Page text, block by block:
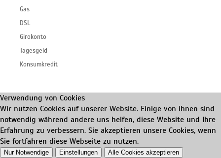
Gas
DSL
Girokonto
Tagesgeld
Konsumkredit
Verwendung von Cookies
Wir nutzen Cookies auf unserer Website. Einige von ihnen sind
notwendig während andere uns helfen, diese Website und Ihre
Erfahrung zu verbessern. Sie akzeptieren unsere Cookies, wenn
Sie fortfahren diese Webseite zu nutzen.
Nur Notwendige Einstellungen Alle Cookies akzeptieren